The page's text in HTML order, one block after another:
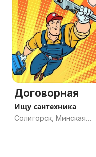
Договорная
Ищу сантехника
Солигорск, Минская